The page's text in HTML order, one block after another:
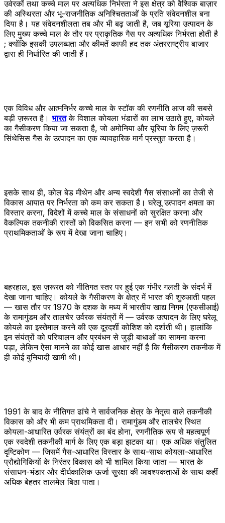
उर्वरकों तथा कच्चे माल पर अत्यधिक निर्भरता ने इस क्षेत्र को वैश्विक बाज़ार
की अस्थिरता और भू-राजनीतिक अनिश्चितताओं के प्रति संवेदनशील बना
दिया है। यह संवेदनशीलता तब और भी बढ़ जाती है, जब यूरिया उत्पादन के
लिए मुख्य कच्चे माल के तौर पर प्राकृतिक गैस पर अत्यधिक निर्भरता होती है
; क्योंकि इसकी उपलब्धता और कीमतें काफी हद तक अंतरराष्ट्रीय बाजार
द्वारा ही निर्धारित की जाती हैं।
एक विविध और आत्मनिर्भर कच्चे माल के स्टॉक की रणनीति आज की सबसे
बड़ी ज़रूरत है। भारतके विशाल कोयला भंडारों का लाभ उठाते हुए, कोयले
का गैसीकरण किया जा सकता है, जो अमोनिया और यूरिया के लिए ज़रूरी
सिंथेसिस गैस के उत्पादन का एक व्यावहारिक मार्ग प्रस्तुत करता है।
इसके साथ ही, कोल बेड मीथेन और अन्य स्वदेशी गैस संसाधनों का तेजी से
विकास आयात पर निर्भरता को कम कर सकता है। घरेलू उत्पादन क्षमता का
विस्तार करना, विदेशों में कच्चे माल के संसाधनों को सुरक्षित करना और
वैकल्पिक तकनीकी रास्तों को विकसित करना — इन सभी को रणनीतिक
प्राथमिकताओं के रूप में देखा जाना चाहिए।
बहरहाल, इस ज़रूरत को नीतिगत स्तर पर हुई एक गंभीर गलती के संदर्भ में
देखा जाना चाहिए। कोयले के गैसीकरण के क्षेत्र में भारत की शुरुआती पहल
— खास तौर पर 1970 के दशक के मध्य में भारतीय खाद्य निगम (एफसीआई)
के रामागुंडम और तालचेर उर्वरक संयंत्रों में — उर्वरक उत्पादन के लिए घरेलू
कोयले का इस्तेमाल करने की एक दूरदर्शी कोशिश को दर्शाती थी। हालांकि
इन संयंत्रों को परिचालन और प्रबंधन से जुड़ी बाधाओं का सामना करना
पड़ा, लेकिन ऐसा मानने का कोई खास आधार नहीं है कि गैसीकरण तकनीक में
ही कोई बुनियादी खामी थी।
1991 के बाद के नीतिगत ढांचे ने सार्वजनिक क्षेत्र के नेतृत्व वाले तकनीकी
विकास को और भी कम प्राथमिकता दी। रामागुंडम और तालचेर स्थित
कोयला-आधारित उर्वरक संयंत्रों का बंद होना, रणनीतिक रूप से महत्वपूर्ण
एक स्वदेशी तकनीकी मार्ग के लिए एक बड़ा झटका था। एक अधिक संतुलित
दृष्टिकोण — जिसमें गैस-आधारित विस्तार के साथ-साथ कोयला-आधारित
प्रौद्योगिकियों के निरंतर विकास को भी शामिल किया जाता — भारत के
संसाधन-भंडार और दीर्घकालिक ऊर्जा सुरक्षा की आवश्यकताओं के साथ कहीं
अधिक बेहतर तालमेल बिठा पाता।